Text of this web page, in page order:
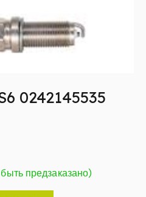
0242145535
предзаказано)